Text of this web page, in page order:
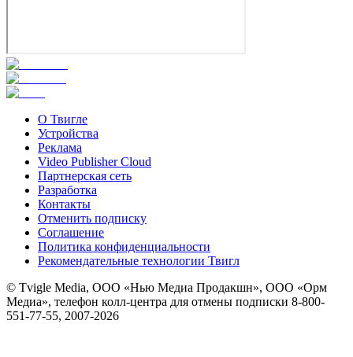
О Твигле
Устройства
Реклама
Video Publisher Cloud
Партнерская сеть
Разработка
Контакты
Отменить подписку
Соглашение
Политика конфиденциальности
Рекомендательные технологии Твигл
© Tvigle Media, ООО «Нью Медиа Продакшн», ООО «Орм
Медиа», телефон колл-центра для отмены подписки 8-800-
551-77-55, 2007-2026